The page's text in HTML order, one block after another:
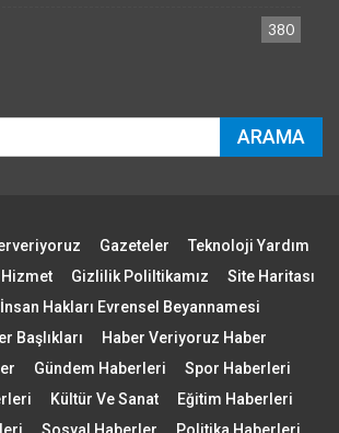
380
Gazeteler
Teknoloji Yardım
Hizmet Gizlilik Poliltikamız
Site Haritası
İnsan Hakları Evrensel Beyannamesi
Başlıkları
Haber Veriyoruz Haber
Gündem Haberleri
Spor Haberleri
Kültür Ve Sanat
Eğitim Haberleri
Sosyal Haberler Politika Haberleri